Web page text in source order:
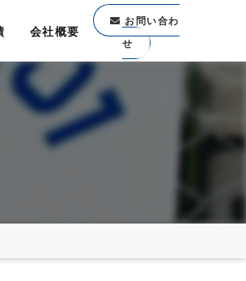
会社概要
お問い合わ
せ